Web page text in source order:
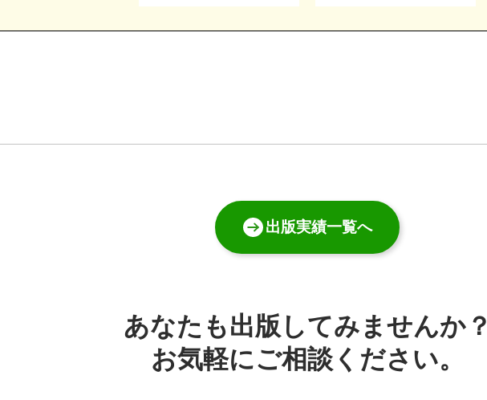
出版実績一覧へ
あなたも出版してみませんか？
お気軽にご相談ください。